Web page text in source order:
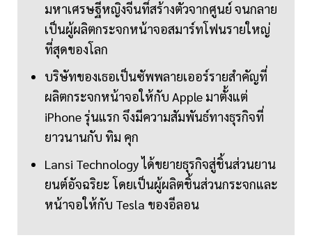
มหาเศรษฐีหญิงจีนที่สร้างตัวจากศูนย์ จนกลาย
เป็นผู้ผลิตกระจกหน้าจอสมาร์ทโฟนรายใหญ่
ที่สุดของโลก
บริษัทของเธอเป็นซัพพลายเออร์รายสำคัญที่
ผลิตกระจกหน้าจอให้กับ Apple มาตั้งแต่
iPhone รุ่นแรก จึงมีความสัมพันธ์ทางธุรกิจที่
ยาวนานกับ ทิม คุก
Lansi Technology ได้ขยายธุรกิจสู่ชิ้นส่วนยาน
ยนต์อัจฉริยะ โดยเป็นผู้ผลิตชิ้นส่วนกระจกและ
หน้าจอให้กับ Tesla ของอีลอน